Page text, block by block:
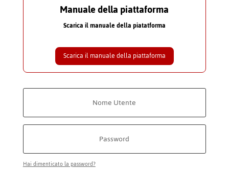
Manuale della piattaforma
Scarica il manuale della piatatforma
Scarica il manuale della piattaforma
Hai dimenticato la password?